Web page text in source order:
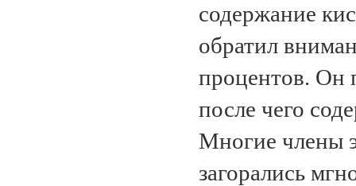
содержание
обратил
процентов. Он
после чего
Многие члены
загорались